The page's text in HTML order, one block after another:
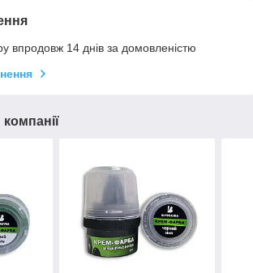
впродовж 14 днів за домовленістю